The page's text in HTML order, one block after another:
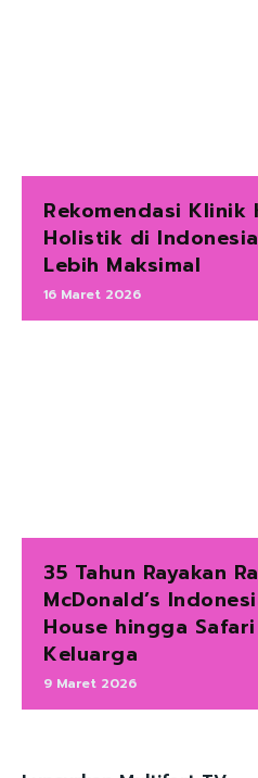
Rekomendasi Klinik
Holistik di
Lebih Maksimal
16 Maret 2026
35 Tahun Rayakan
McDonald’s
House hingga
Keluarga
9 Maret 2026